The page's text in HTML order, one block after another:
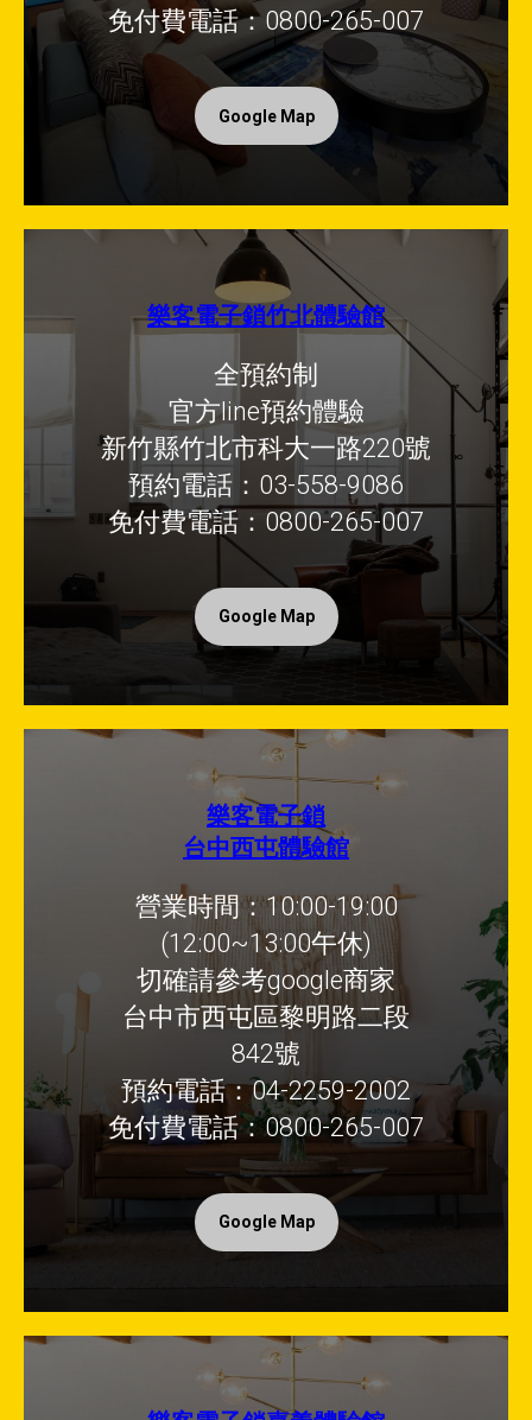
免付費電話：0800-265-007
Google Map
樂客電子鎖竹北體驗館
全預約制
官方line預約體驗
新竹縣竹北市科大一路220號
預約電話：03-558-9086
免付費電話：0800-265-007
Google Map
樂客電子鎖
台中西屯體驗館
營業時間：10:00-19:00
(12:00~13:00午休)
切確請參考google商家
台中市西屯區黎明路二段
842號
預約電話：04-2259-2002
免付費電話：0800-265-007
Google Map